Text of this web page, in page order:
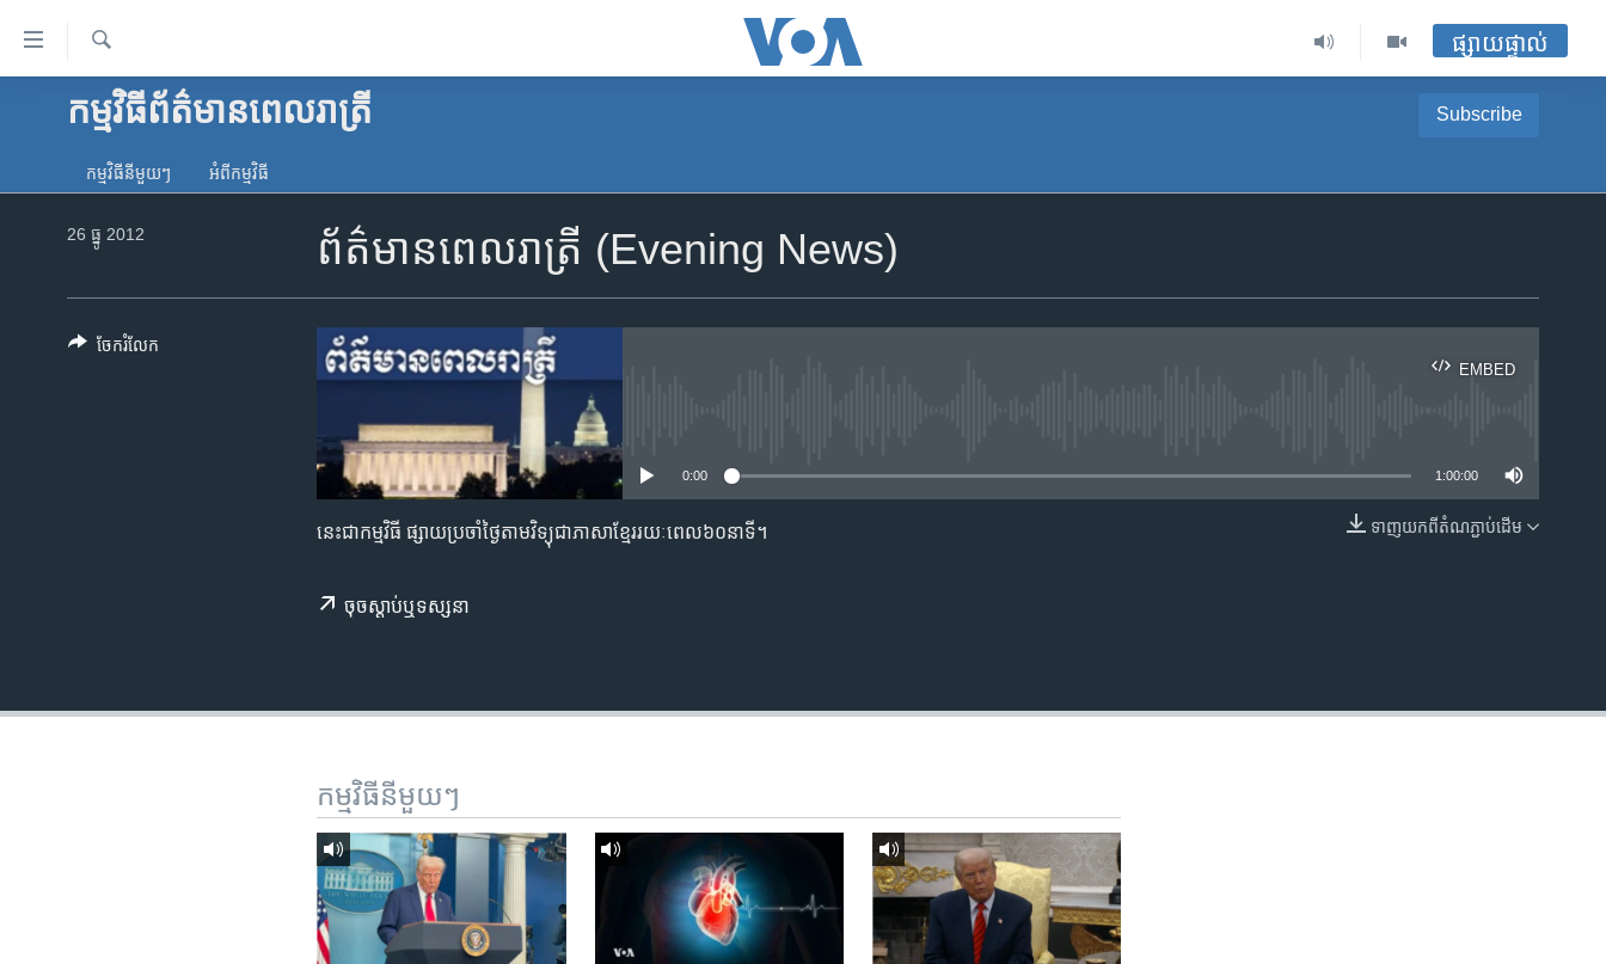
ទៅ​
គេហទំព័រ​
ទាក់ទង
និង​
កាន់​
អាមេរិក
រក
ផ្សាយផ្ទាល់
កម្មវិធី​ព័ត៌មាន​ពេលរាត្រី Subscribe
Apple Podcasts
ទទួល​​​សេវា​​​ Podcast
កម្មវិធី​នីមួយៗ អំពី​កម្មវិធី​
ព័ត៌មាន​ពេល​រាត្រី (Evening News)
26 ធ្នូ 2012
EMBED
EMBED
0:00 1:00:00
ទាញ​យក​ពី​តំណភ្ជាប់​ដើម
នេះ​ជា​កម្មវិធី ​ផ្សាយ​​ប្រចាំ​ថ្ងៃ​តាម​វិទ្យុ​ជា​ភាសា​ខ្មែរ​​​រយៈ​ពេល​​៦០​​នាទី។
ចុច​​ស្តាប់​ឬ​ទស្សនា
ចែករំលែក
កម្មវិធី​នីមួយៗ